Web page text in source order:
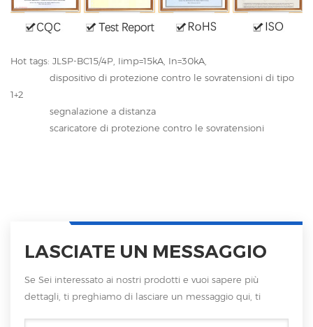
Hot tags: JLSP-BC15/4P, Iimp=15kA, In=30kA,
dispositivo di protezione contro le sovratensioni di tipo
1+2
segnalazione a distanza
scaricatore di protezione contro le sovratensioni
LASCIATE UN MESSAGGIO
Se Sei interessato ai nostri prodotti e vuoi sapere più
dettagli, ti preghiamo di lasciare un messaggio qui, ti